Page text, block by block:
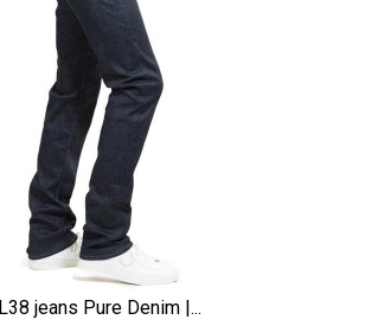
L38 jeans Pure Denim |...